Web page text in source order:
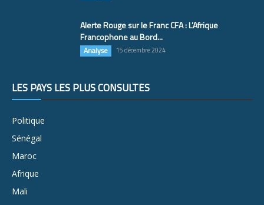
Alerte Rouge sur le Franc CFA : L’Afrique
Francophone au Bord...
Analyse 15 décembre 2024
LES PAYS LES PLUS CONSULTÉS
Politique
Sénégal
Maroc
Afrique
Mali